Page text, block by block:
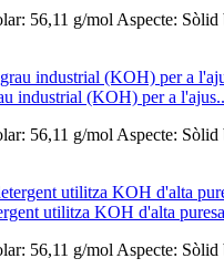
56,11 g/mol Aspecte: Sòlid
industrial (KOH) per a
56,11 g/mol Aspecte: Sòlid
utilitza KOH d'alta puresa
56,11 g/mol Aspecte: Sòlid